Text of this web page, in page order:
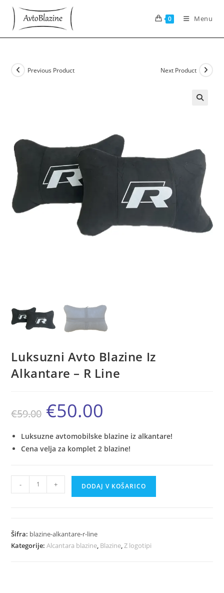
Skip
content
0 Menu
Previous Product Next Product
Luksuzni Avto Blazine Iz
Alkantare – R Line
€59.00
Izvirna
cena
je
€59.00.
€50.00
Luksuzne avtomobilske blazine iz alkantare!
Cena velja za komplet 2 blazine!
Luksuzni
Avto
Alkantare
-
- + DODAJ V KOŠARICO
Šifra: blazine-alkantare-r-line
Kategorije:Alcantara blazine, Blazine,Z logotipi